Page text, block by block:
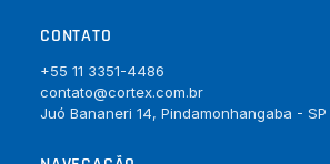
CONTATO
+55 11 3351-4486
contato@cortex.com.br
Juó Bananeri 14, Pindamonhangaba - SP